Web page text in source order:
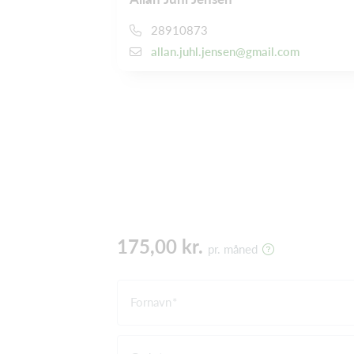
28910873
allan.juhl.jensen@gmail.com
175,00 kr. pr. måned
Fornavn